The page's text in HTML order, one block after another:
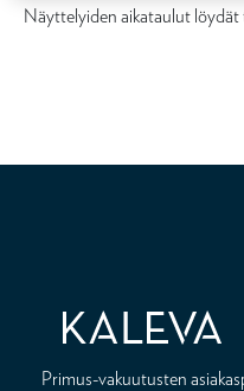
Näyttelyiden aikataulut löydät
Primus-vakuutusten